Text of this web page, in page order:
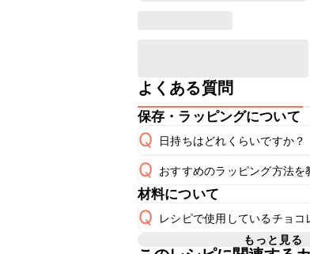
よくある質問
保存・ラッピングについて
Q 日持ちはどれくらいですか？
A
常温保存で2~3日が目安です
Q おすすめのラッピング方法を
A こちら
材料について
Q レシピで使用しているチョ
もっと見る